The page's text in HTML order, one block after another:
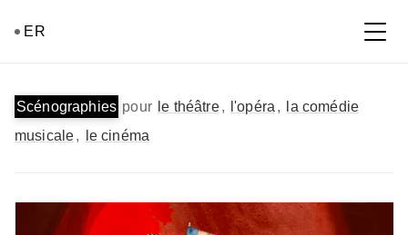
ER
EMMANUELLE ROY — ACCUEIL
Projets
Scénographies pour le théâtre, l'opéra ,
la comédie
musicale, le cinéma